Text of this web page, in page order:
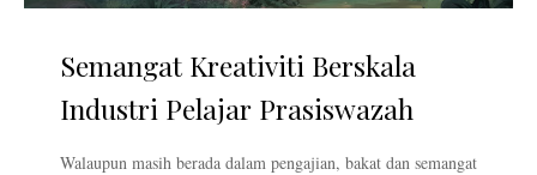
Semangat Kreativiti Berskala
Industri Pelajar Prasiswazah
Walaupun masih berada dalam pengajian, bakat dan semangat